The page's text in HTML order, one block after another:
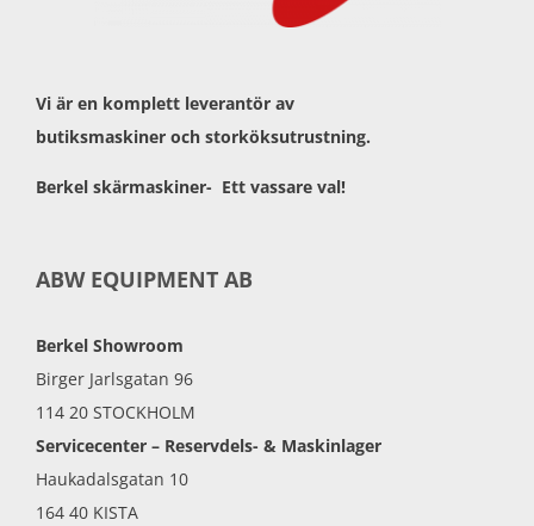
Vi är en komplett leverantör av
butiksmaskiner och storköksutrustning.
Berkel skärmaskiner- Ett vassare val!
ABW EQUIPMENT AB
Berkel Showroom
Birger Jarlsgatan 96
114 20 STOCKHOLM
Servicecenter – Reservdels- & Maskinlager
Haukadalsgatan 10
164 40 KISTA